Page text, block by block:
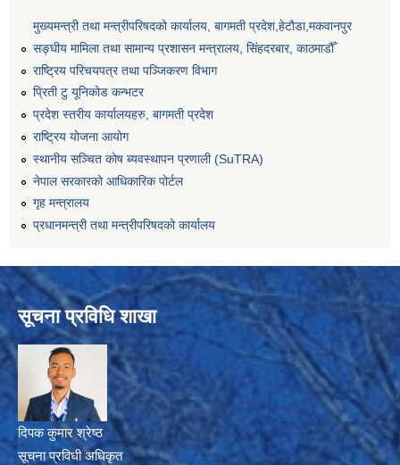
मुख्यमन्त्री तथा मन्त्रीपरिषदको कार्यालय, बागमती प्रदेश,हेटाैडा,मकवानपुर
सङ्‍घीय मामिला तथा सामान्य प्रशासन मन्त्रालय, सिंहदरबार, काठमाडौँ
राष्ट्रिय परिचयपत्र तथा पञ्जिकरण विभाग
प्रिती टु यूनिकोड कन्भटर
प्रदेश स्तरीय कार्यालयहरु, बागमती प्रदेश
राष्ट्रिय योजना आयोग
स्थानीय सञ्चित कोष ब्यवस्थापन प्रणाली (SuTRA)
नेपाल सरकारको आधिकारिक पोर्टल
गृह मन्त्रालय
प्रधानमन्त्री तथा मन्त्रीपरिषदको कार्यालय
सूचना प्रविधि शाखा
दिपक कुमार श्रेष्ठ
सूचना प्रविधी अधिकृत